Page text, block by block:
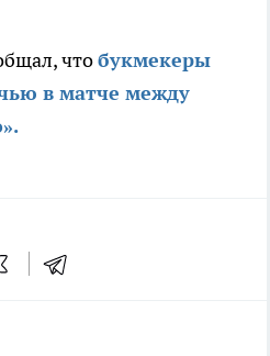
чтобукмекеры
в матче между